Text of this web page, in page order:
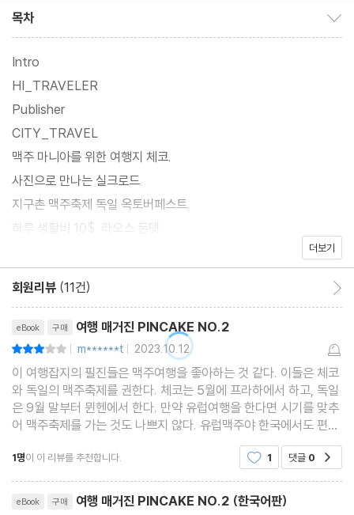
목차
Intro
HI_TRAVELER
Publisher
CITY_TRAVEL
맥주 마니아를 위한 여행지 체코.
사진으로 만나는 실크로드
지구촌 맥주축제 독일 옥토버페스트.
하루 생활비 10$. 라오스 돈뎃
세계에서 가장 위험한 나라는 어디?
작년 가장 많은 여행자가 찾은 국가는.
항공 트랜짓과 트랜스퍼 차이점 알어?
Event
더보기
회원리뷰 (11건)
eBook 구매 여행 매거진 PINCAKE NO.2
| m******t | 2023.10.12
이 여행잡지의 필진들은 맥주여행을 좋아하는 것 같다. 이들은 체코
와 독일의 맥주축제를 권한다. 체코는 5월에 프라하에서 하고, 독일
은 9월 말부터 뮌헨에서 한다. 만약 유럽여행을 한다면 시기를 맞추
어 맥주축제를 가는 것도 나쁘지 않다. 유럽맥주야 한국에서도 편의
점이나 마트에서 쉽게 구할 수 있지만 어울리는 안주는 거기가야 맛
볼 수 있으니까. 흔한 유럽여행보다 더 가고 싶
1명이 이 리뷰를 추천합니다. 1 댓글 0
eBook 구매 여행 매거진 PINCAKE NO.2 (한국어판)